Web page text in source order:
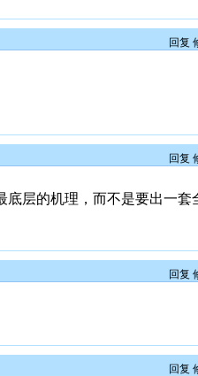
回复
回复
底层的机理，而不是要出一套
回复
回复